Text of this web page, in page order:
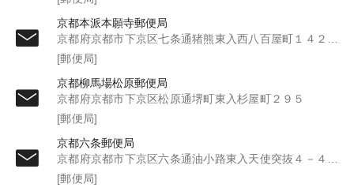
京都本派本願寺郵便局
京都府京都市下京区七条通猪熊東入西八百屋町１４２－２
[郵便局]
京都柳馬場松原郵便局
京都府京都市下京区松原通堺町東入杉屋町２９５
[郵便局]
京都六条郵便局
京都府京都市下京区六条通油小路東入天使突抜４－４７８
[郵便局]